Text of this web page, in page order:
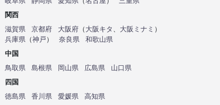
関西
滋賀県
京都府 大阪府 （大阪キタ 大阪ミナミ ）
兵庫県 （神戸） 奈良県
和歌山県
中国
鳥取県
島根県 岡山県 広島県
山口県
四国
徳島県
香川県 愛媛県
高知県